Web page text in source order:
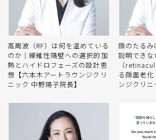
高周波（RF）は何を温めている
のか｜線維性隔壁への選択的加
熱とハイドロフェーズの設計思
想【六本木アートラウンジクリ
ニック 中野陽子院長】
顔のたるみ
説明できな
（
る顔面老
ンジクリニ